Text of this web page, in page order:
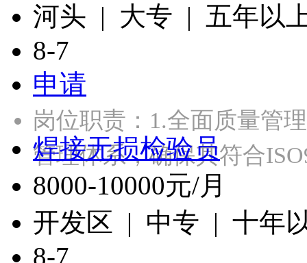
河头 | 大专 | 五年以
8-7
申请
岗位职责：1.全面质量管
管理体系，确保其符合
焊接无损检验员
8000-10000元/月
开发区 | 中专 | 十年
8-7